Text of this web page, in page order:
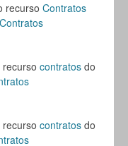
recurso Contratos
Contratos
contratos do
contratos do